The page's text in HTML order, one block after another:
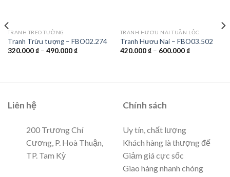
TRANH TREO TƯỜNG
Tranh Trừu tượng – FBO02.274
320.000₫– 490.000₫
TRANH HƯƠU NAI TUẦN LỘC
Tranh Hươu Nai – FBO03.502
420.000₫– 600.000₫
Liên hệ
200 Trương Chí
Cương, P. Hoà Thuận,
TP. Tam Kỳ
Chính sách
Uy tín, chất lượng
Khách hàng là thượng đế
Giảm giá cực sốc
Giao hàng nhanh chóng